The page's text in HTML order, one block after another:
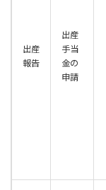
出産
報告
出産
手当
金の
申請